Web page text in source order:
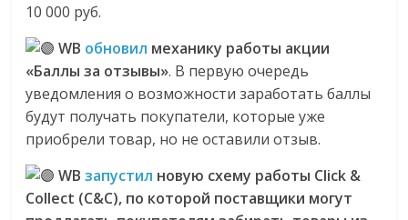
10 000 руб.
WB обновил механику работы акции
«Баллы за отзывы». В первую очередь
уведомления о возможности заработать баллы
будут получать покупатели, которые уже
приобрели товар, но не оставили отзыв.
WBзапустил новую схему работы Click &
Collect (C&C), по которой поставщики могут